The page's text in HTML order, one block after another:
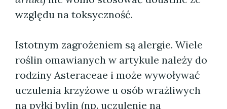
względu na toksyczność.
Istotnym zagrożeniem są alergie. Wiele
roślin omawianych w artykule należy do
rodziny Asteraceae i może wywoływać
uczulenia krzyżowe u osób wrażliwych
na pyłki bylin (np. uczulenie na